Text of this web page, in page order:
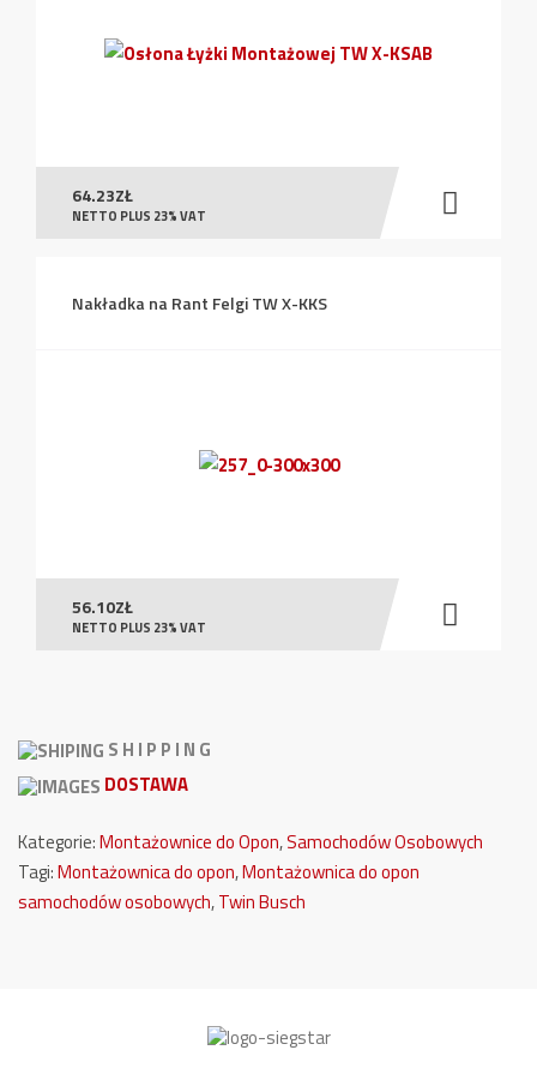
64.23ZŁ
NETTO PLUS 23% VAT
Nakładka na Rant Felgi TW X-KKS
56.10ZŁ
NETTO PLUS 23% VAT
S H I P P I N G
DOSTAWA
Kategorie:Montażownice do Opon,Samochodów Osobowych
Tagi:Montażownica do opon,Montażownica do opon
samochodów osobowych,Twin Busch